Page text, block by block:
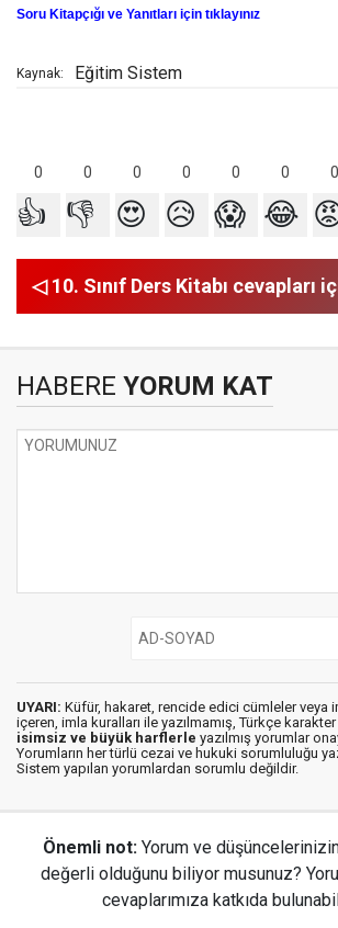
Soru Kitapçığı ve Yanıtları için tıklayınız
Kaynak: Eğitim Sistem
0 0 0 0 0 0 0
👍 👎 😍 😥 😱 😂
◁ 10. Sınıf Ders Kitabı cevapları
HABERE YORUM KAT
UYARI: Küfür, hakaret, rencide edici cümleler veya
içeren, imla kuralları ile yazılmamış, Türkçe
isimsiz ve büyük harflerle yazılmış yorumlar
Yorumların her türlü cezai ve hukuki sorumluluğu
Sistem yapılan yorumlardan sorumlu değildir.
Önemli not: Yorum ve
değerli olduğunu biliyor musunuz?
cevaplarımıza katkıda